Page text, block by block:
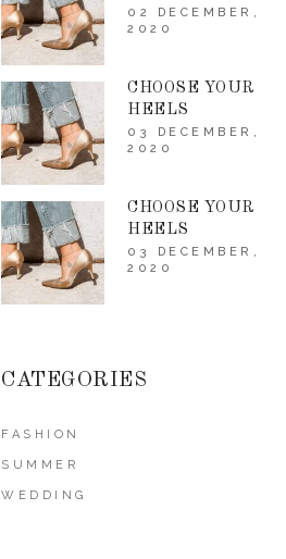
02 DECEMBER,
2020
CHOOSE YOUR
HEELS
03 DECEMBER,
2020
CHOOSE YOUR
HEELS
03 DECEMBER,
2020
CATEGORIES
FASHION
SUMMER
WEDDING